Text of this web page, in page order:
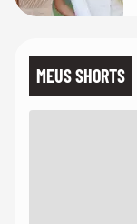
MEUS SHORTS